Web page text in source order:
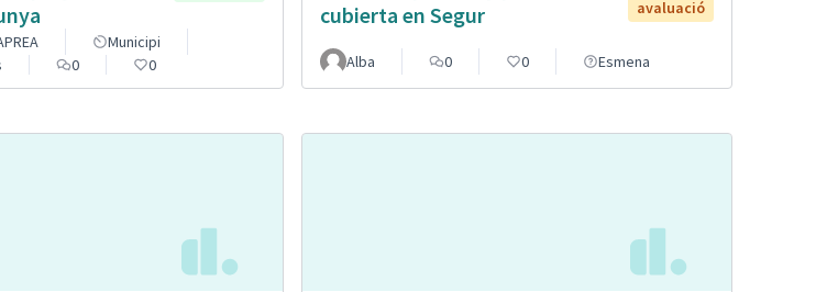
Municipi
0 0
cubierta en Segur
avaluació
Alba 0 0 Esmena